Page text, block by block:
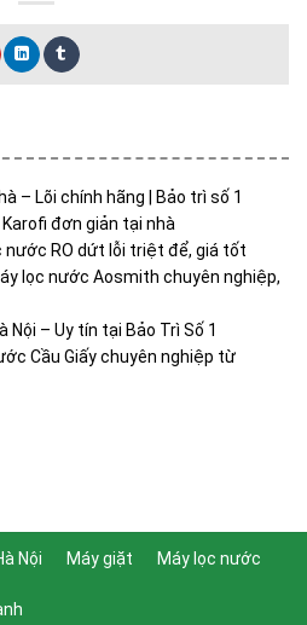
– Lõi chính hãng | Bảo trì số 1
đơn giản tại nhà
nước RO dứt lỗi triệt để, giá tốt
lọc nước Aosmith chuyên nghiệp,
Nội – Uy tín tại Bảo Trì Số 1
Cầu Giấy chuyên nghiệp từ
Nội Máy giặt Máy lọc nước